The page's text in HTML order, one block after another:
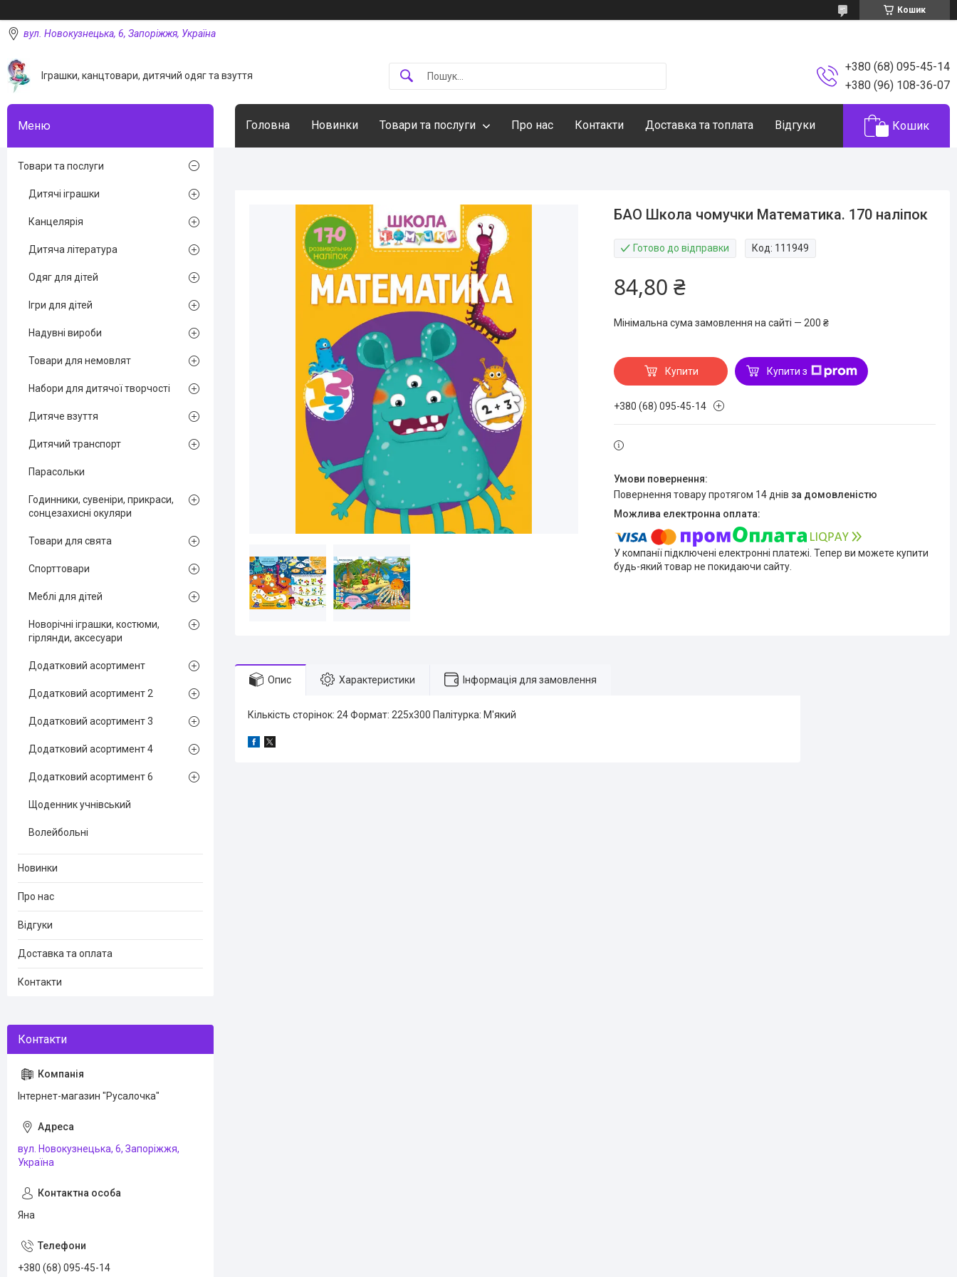
Кошик
вул. Новокузнецька, 6, Запоріжжя, Україна
Іграшки, канцтовари, дитячий одяг та взуття
+380 (68) 095-45-14
+380 (96) 108-36-07
Головна Новинки Товари та послуги Про нас Контакти Доставка та топлата Відгуки Кошик
БАО Школа чомучки Математика. 170 наліпок
Готово до відправки Код: 111949
84,80 ₴
Мінімальна сума замовлення на сайті — 200 ₴
Купити Купити з
+380 (68) 095-45-14
повернення товару протягом 14 днів за домовленістю
У компанії підключені електронні платежі. Тепер ви можете купити
будь-який товар не покидаючи сайту.
Опис Характеристики Інформація для замовлення
Кількість сторінок: 24 Формат: 225х300 Палітурка: М'який
Товари та послуги
Дитячі іграшки
Канцелярія
Дитяча література
Одяг для дітей
Ігри для дітей
Надувні вироби
Товари для немовлят
Набори для дитячої творчості
Дитяче взуття
Дитячий транспорт
Парасольки
Годинники, сувеніри, прикраси,
сонцезахисні окуляри
Товари для свята
Спорттовари
Меблі для дітей
Новорічні іграшки, костюми,
гірлянди, аксесуари
Додатковий асортимент
Додатковий асортимент 2
Додатковий асортимент 3
Додатковий асортимент 4
Додатковий асортимент 6
Щоденник учнівський
Волейбольні
Новинки
Про нас
Відгуки
Доставка та оплата
Контакти
Інтернет-магазин "Русалочка"
вул. Новокузнецька, 6, Запоріжжя,
Україна
Яна
+380 (68) 095-45-14